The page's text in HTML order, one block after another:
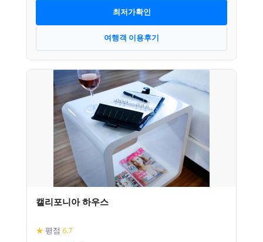
최저가확인
여행객 이용후기
캘리포니아 하우스
★ 평점 6.7